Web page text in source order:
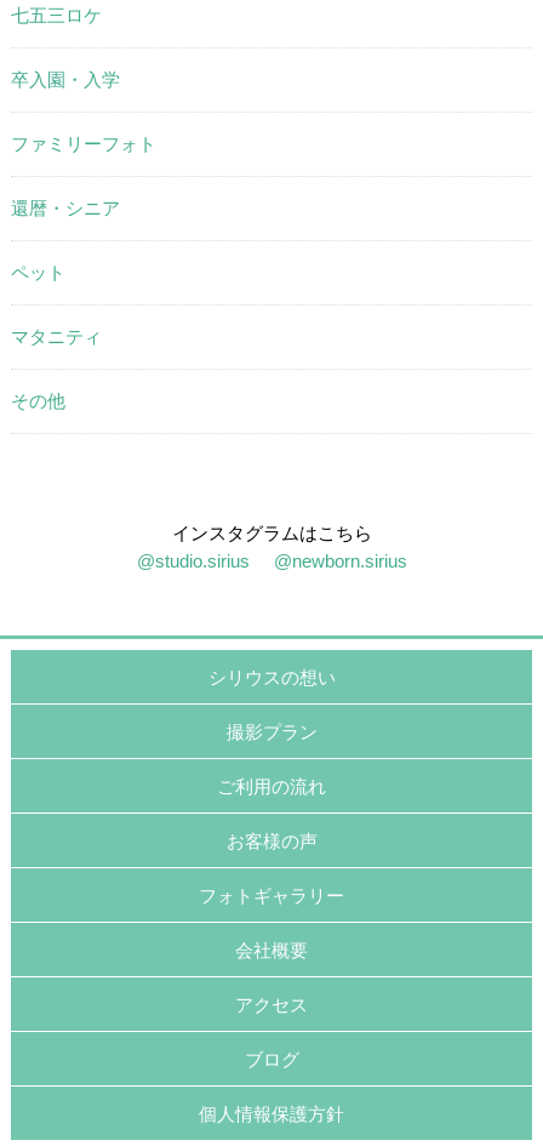
七五三ロケ
卒入園・入学
ファミリーフォト
還暦・シニア
ペット
マタニティ
その他
インスタグラムはこちら
@studio.sirius
@newborn.sirius
シリウスの想い
撮影プラン
ご利用の流れ
お客様の声
フォトギャラリー
会社概要
アクセス
ブログ
個人情報保護方針